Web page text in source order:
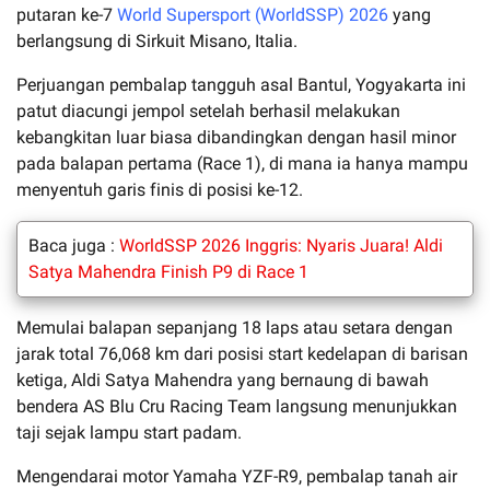
putaran ke-7 World Supersport (WorldSSP) 2026 yang
berlangsung di Sirkuit Misano, Italia.
Perjuangan pembalap tangguh asal Bantul, Yogyakarta ini
patut diacungi jempol setelah berhasil melakukan
kebangkitan luar biasa dibandingkan dengan hasil minor
pada balapan pertama (Race 1), di mana ia hanya mampu
menyentuh garis finis di posisi ke-12.
Baca juga : WorldSSP 2026 Inggris: Nyaris Juara! Aldi
Satya Mahendra Finish P9 di Race 1
Memulai balapan sepanjang 18 laps atau setara dengan
jarak total 76,068 km dari posisi start kedelapan di barisan
ketiga, Aldi Satya Mahendra yang bernaung di bawah
bendera AS Blu Cru Racing Team langsung menunjukkan
taji sejak lampu start padam.
Mengendarai motor Yamaha YZF-R9, pembalap tanah air